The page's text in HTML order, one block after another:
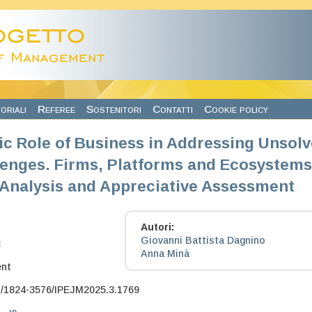
Referee Sostenitori Contatti Cookie policy
Role of Business in Addressing
Firms, Platforms and
and Appreciative Assessment
Autori:
Giovanni Battista Dagnino
Anna Minà
1824-3576/IPEJM2025.3.1769